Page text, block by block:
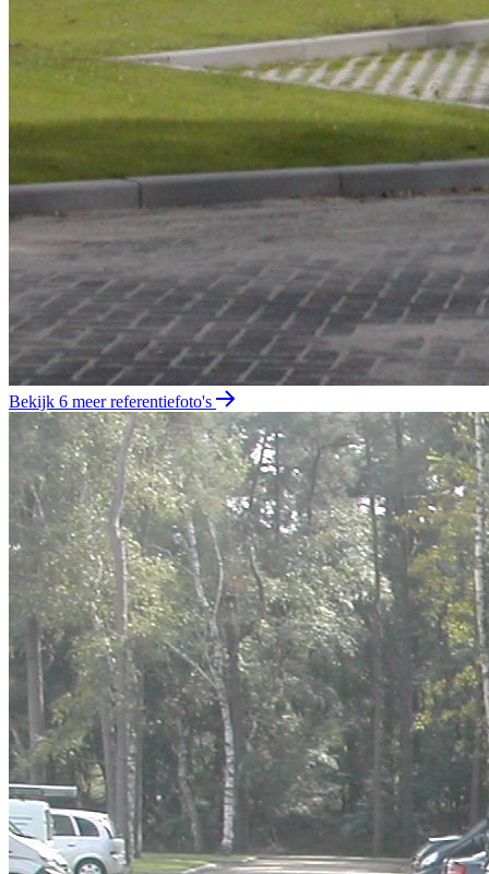
Bekijk 6 meer referentiefoto's